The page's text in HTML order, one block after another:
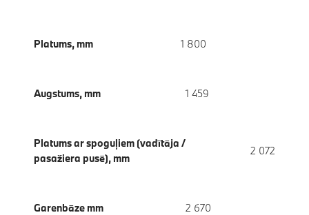
Platums, mm 1 800
Augstums, mm 1 459
Platums ar spoguļiem (vadītāja /
pasažiera pusē), mm
2 072
Garenbāze mm 2 670